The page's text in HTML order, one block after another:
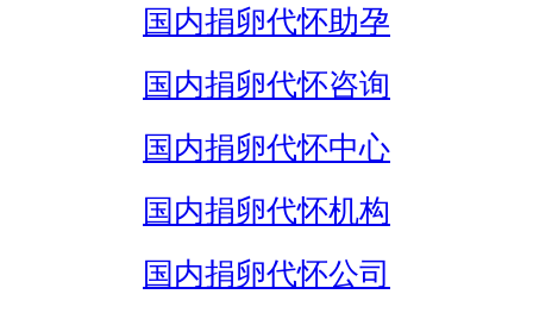
国内捐卵代怀助孕
国内捐卵代怀咨询
国内捐卵代怀中心
国内捐卵代怀机构
国内捐卵代怀公司